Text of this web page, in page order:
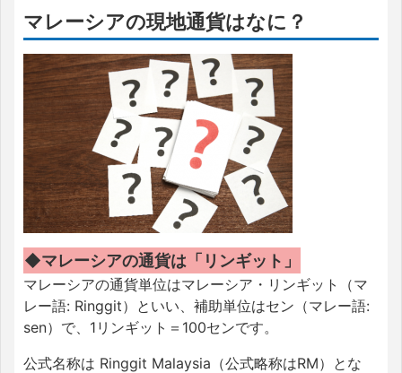
マレーシアの現地通貨はなに？
◆マレーシアの通貨は「リンギット」
マレーシアの通貨単位はマレーシア・リンギット（マ
レー語: Ringgit）といい、補助単位はセン（マレー語:
sen）で、1リンギット＝100センです。
公式名称は Ringgit Malaysia（公式略称はRM）とな